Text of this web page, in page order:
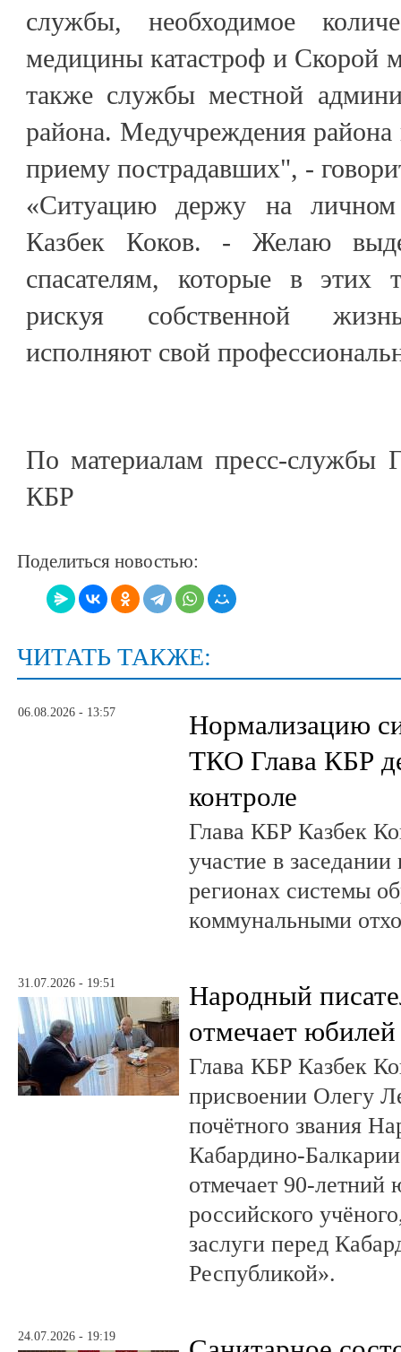
службы, необходимое
медицины катастроф и Скорой
также службы местной
района. Медучреждения
приему пострадавших", -
«Ситуацию держу на
Казбек Коков. - Желаю
спасателям, которые в этих
рискуя собственной
исполняют свой
По материалам пресс-службы
КБР
Поделиться новостью:
ЧИТАТЬ ТАКЖЕ:
06.08.2026 - 13:57
Нормализацию
ТКО Глава КБР
контроле
Глава КБР Казбек
участие в
регионах системы
коммунальными
31.07.2026 - 19:51
Народный
отмечает юбилей
Глава КБР Казбек
присвоении Олегу
почётного звания
Кабардино-
отмечает 90-
российского
заслуги перед
Республикой».
24.07.2026 - 19:19